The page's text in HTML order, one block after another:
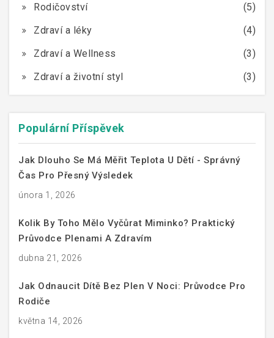
Rodičovství
(5)
Zdraví a léky
(4)
Zdraví a Wellness
(3)
Zdraví a životní styl
(3)
Populární Příspěvek
Jak Dlouho Se Má Měřit Teplota U Dětí - Správný
Čas Pro Přesný Výsledek
února 1, 2026
Kolik By Toho Mělo Vyčůrat Miminko? Praktický
Průvodce Plenami A Zdravím
dubna 21, 2026
Jak Odnaucit Dítě Bez Plen V Noci: Průvodce Pro
Rodiče
května 14, 2026